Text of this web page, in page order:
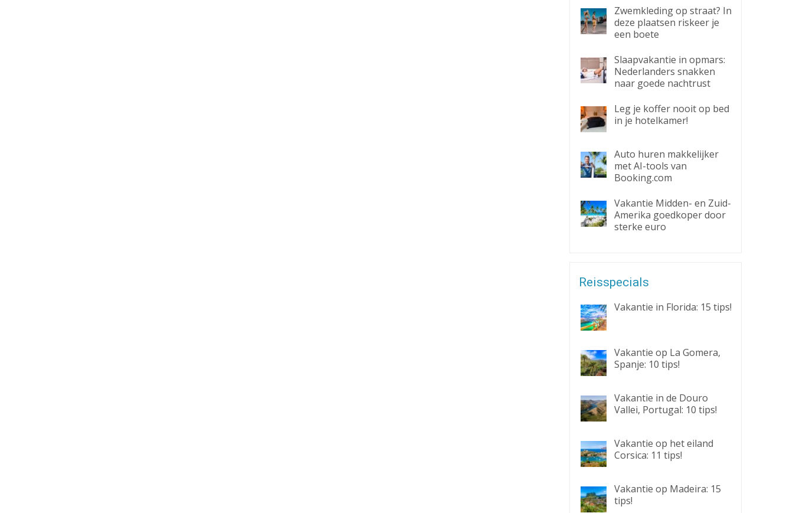
Zwemkleding op straat? In
deze plaatsen riskeer je
een boete
Slaapvakantie in opmars:
Nederlanders snakken
naar goede nachtrust
Leg je koffer nooit op bed
in je hotelkamer!
Auto huren makkelijker
met AI-tools van
Booking.com
Vakantie Midden- en Zuid-
Amerika goedkoper door
sterke euro
Reisspecials
Vakantie in Florida: 15 tips!
Vakantie op La Gomera,
Spanje: 10 tips!
Vakantie in de Douro
Vallei, Portugal: 10 tips!
Vakantie op het eiland
Corsica: 11 tips!
Vakantie op Madeira: 15
tips!